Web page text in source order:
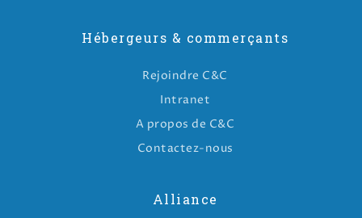
Hébergeurs & commerçants
Rejoindre C&C
Intranet
A propos de C&C
Contactez-nous
Alliance